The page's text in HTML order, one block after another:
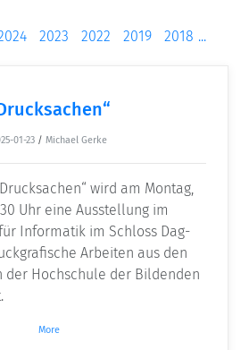
2023 2022 2019 2018 ...
01-23 / Michael Gerke
wird am Montag,
Uhr eine Ausstellung im
Informatik im Schloss Dag­
Arbeiten aus den
der Hochschule der Bildenden
More